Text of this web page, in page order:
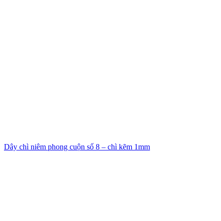
Dây chì niêm phong cuộn số 8 – chì kẽm 1mm